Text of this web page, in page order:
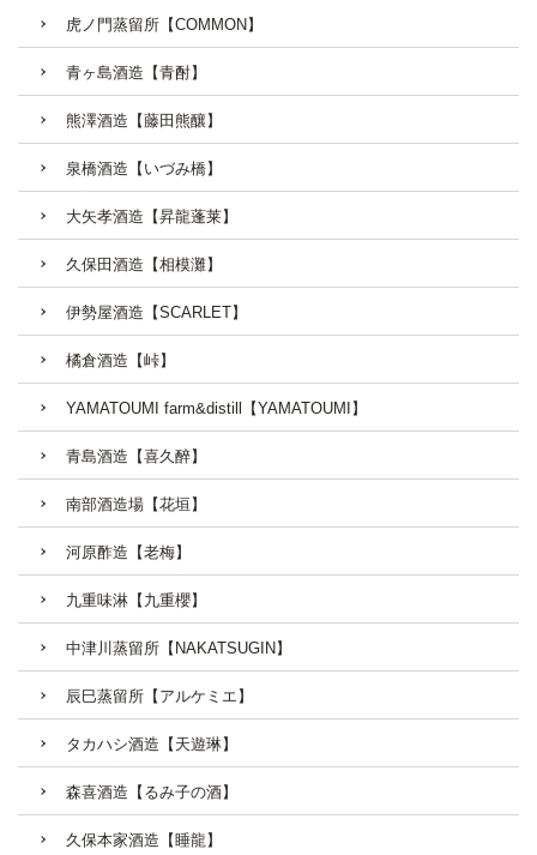
虎ノ門蒸留所【COMMON】
青ヶ島酒造【青酎】
熊澤酒造【藤田熊釀】
泉橋酒造【いづみ橋】
大矢孝酒造【昇龍蓬莱】
久保田酒造【相模灘】
伊勢屋酒造【SCARLET】
橘倉酒造【峠】
YAMATOUMI farm&distill【YAMATOUMI】
青島酒造【喜久醉】
南部酒造場【花垣】
河原酢造【老梅】
九重味淋【九重櫻】
中津川蒸留所【NAKATSUGIN】
辰巳蒸留所【アルケミエ】
タカハシ酒造【天遊琳】
森喜酒造【るみ子の酒】
久保本家酒造【睡龍】